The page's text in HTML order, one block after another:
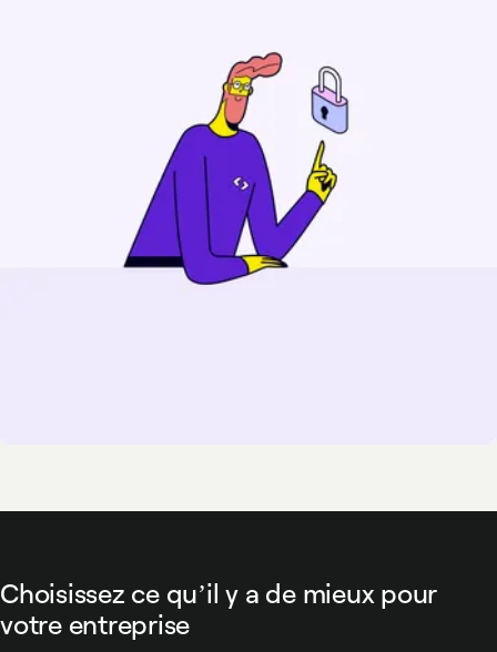
Choisissez ce qu’il y a de mieux pour
votre entreprise